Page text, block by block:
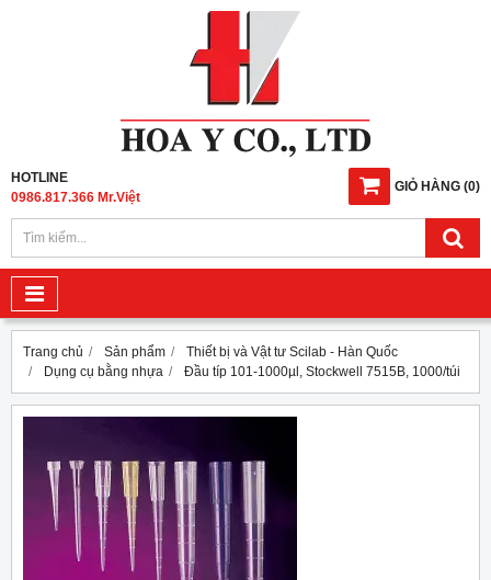
GIỎ HÀNG (0)
HOTLINE
0986.817.366 Mr.Việt
Trang chủ Sản phẩm
Thiết bị và Vật tư Scilab - Hàn Quốc
Dụng cụ bằng nhựa
Đầu típ 101-1000µl, Stockwell 7515B, 1000/túi